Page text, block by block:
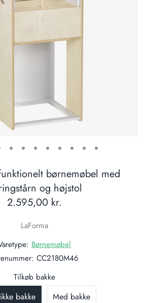
børnemøbel med
og højstol
2.595,00 kr.
LaForma
Børnemøbel
CC2180M46
Tilkøb bakke
bakke Med bakke